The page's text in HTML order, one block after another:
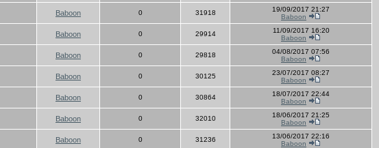
Baboon 0 31918
19/09/2017 21:27
Baboon
Baboon 0 29914
11/09/2017 16:20
Baboon
Baboon 0 29818
04/08/2017 07:56
Baboon
Baboon 0 30125
23/07/2017 08:27
Baboon
Baboon 0 30864
18/07/2017 22:44
Baboon
Baboon 0 32010
18/06/2017 21:25
Baboon
Baboon 0 31236
13/06/2017 22:16
Baboon